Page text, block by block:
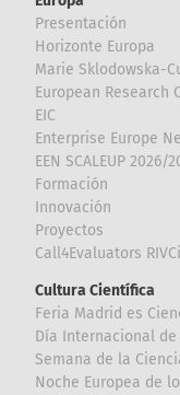
Presentación
Horizonte Europa
Marie Sklodowska-
European Research
EIC
Enterprise Europe
EEN SCALEUP 2026/
Formación
Innovación
Proyectos
Call4Evaluators
Cultura Científica
Feria Madrid es
Día Internacional
Semana de la
Noche Europea de